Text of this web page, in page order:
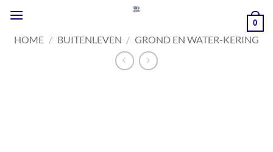
naar
inhoud
0
HOME / BUITENLEVEN / GROND EN WATER-KERING